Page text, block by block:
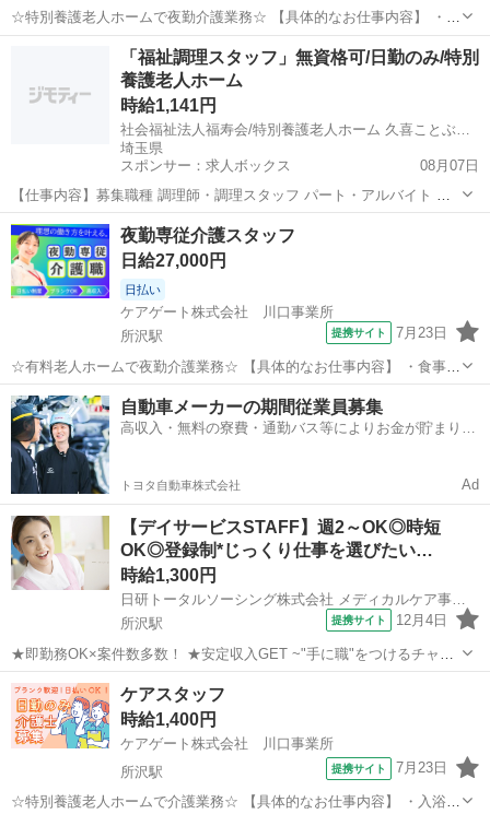
☆特別養護老人ホームで夜勤介護業務☆ 【具体的なお仕事内容】 ・食
事介助(配膳・服薬補助 など) ・排泄介助(トイレ誘導・おむつ交換 な
ど) ・就寝・起床時の介助 ・巡回・見守り ・介護記録の作成 など
【安心のサポート...
所沢駅 介護
「福祉調理スタッフ」無資格可/日勤のみ/特別
養護老人ホーム
時給1,141円
社会福祉法人福寿会/特別養護老人ホーム 久喜ことぶき苑
埼玉県
スポンサー：求人ボックス
08月07日
【仕事内容】募集職種 調理師・調理スタッフ パート・アルバイト 仕
事内容 調理 給与・手当 <給与> 時給1,141円 <基本給> 1,028〜1,126円
<手当> 交通費支給:実費(上限あり) 交通費支給月額:20,000円...
アルバイト・パート
夜勤専従介護スタッフ
日給27,000円
日払い
ケアゲート株式会社 川口事業所
所沢駅
提携サイト 7月23日
☆有料老人ホームで夜勤介護業務☆ 【具体的なお仕事内容】 ・食事介
助(配膳・服薬補助 など) ・排泄介助(トイレ誘導・おむつ交換 など) ・
就寝・起床時の介助 ・巡回・見守り ・介護記録の作成 など 【安心の
サポート体制...
埼玉 所沢市 所沢駅
自動車メーカーの期間従業員募集
高収入・無料の寮費・通勤バス等によりお金が貯まりや
トヨタ自動車株式会社 Ad
【デイサービスSTAFF】週2～OK◎時短
OK◎登録制*じっくり仕事を選びたい…
時給1,300円
日研トータルソーシング株式会社 メディカルケア事業部
所沢駅
提携サイト 12月4日
★即勤務OK×案件数多数！ ★安定収入GET ~"手に職"をつけるチャン
ス！~ 未経験・無資格から始められる♪ この先もずっと需要大の介護
スタッフ◎ オフィスワークや接客 …─etc 他業種からのキャリアチェ
ンジも大歓迎...
埼玉 所沢市 所沢駅
ケアスタッフ
時給1,400円
ケアゲート株式会社 川口事業所
所沢駅
提携サイト 7月23日
☆特別養護老人ホームで介護業務☆ 【具体的なお仕事内容】 ・入浴介